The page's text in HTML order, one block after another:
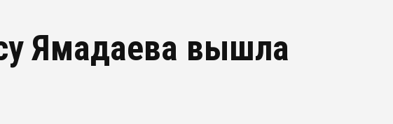
Ямадаева вышла